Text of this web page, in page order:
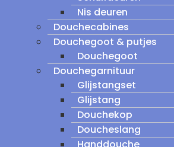
Nis deuren
Douchecabines
Douchegoot & putjes
Douchegoot
Douchegarnituur
Glijstangset
Glijstang
Douchekop
Doucheslang
Handdouche